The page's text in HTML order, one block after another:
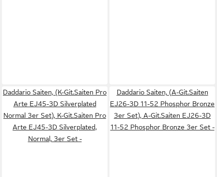
Daddario Saiten, (K-Git.Saiten Pro
Arte EJ45-3D Silverplated
Normal 3er Set), K-Git.Saiten Pro
Arte EJ45-3D Silverplated,
Normal, 3er Set -
Daddario Saiten, (A-Git.Saiten
EJ26-3D 11-52 Phosphor Bronze
3er Set), A-Git.Saiten EJ26-3D
11-52 Phosphor Bronze 3er Set -